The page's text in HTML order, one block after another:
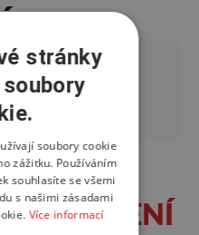
DECOR &
KE STAŽENÍ
stránky
soubory cookie
zážitku. Používáním
souhlasíte se všemi
s našimi zásadami
Více informací